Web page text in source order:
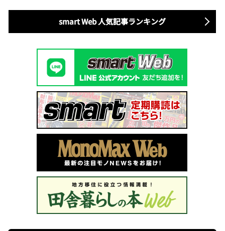
smart Web 人気記事ランキング